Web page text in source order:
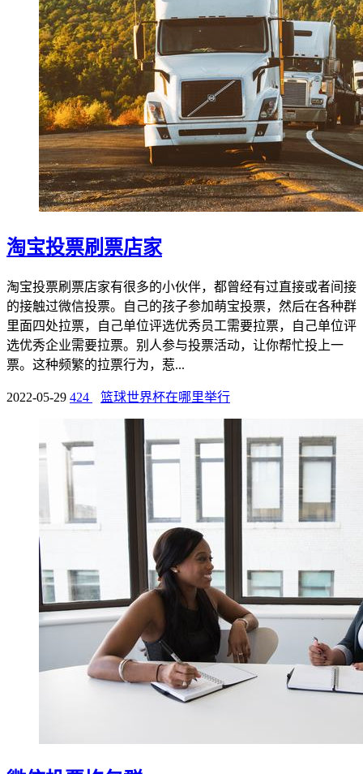
淘宝投票刷票店家
淘宝投票刷票店家有很多的小伙伴，都曾经有过直接或者间接
的接触过微信投票。自己的孩子参加萌宝投票，然后在各种群
里面四处拉票，自己单位评选优秀员工需要拉票，自己单位评
选优秀企业需要拉票。别人参与投票活动，让你帮忙投上一
票。这种频繁的拉票行为，惹...
2022-05-29 424 篮球世界杯在哪里举行